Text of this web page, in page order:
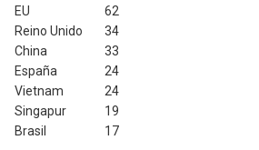
EU
62
Reino Unido
34
China
33
España
24
Vietnam
24
Singapur
19
Brasil
17